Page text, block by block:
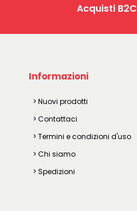
Acquisti B2C
Informazioni
> Nuovi prodotti
> Contattaci
> Termini e condizioni d'uso
> Chi siamo
> Spedizioni